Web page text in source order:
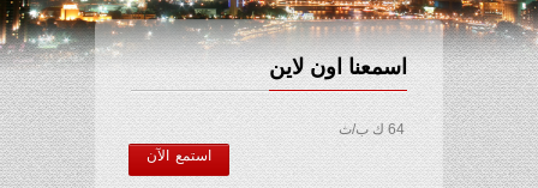
اسمعنا اون لاين
64 ك ب/ث
استمع الآن